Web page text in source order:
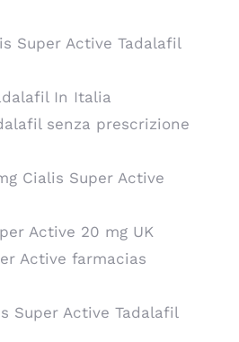
Super Active Tadalafil
In Italia
senza prescrizione
Cialis Super Active
Active 20 mg UK
Active farmacias
Super Active Tadalafil